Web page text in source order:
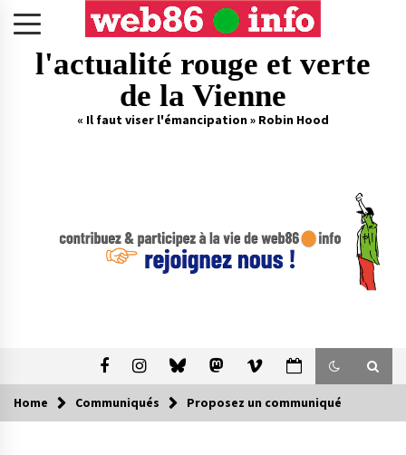
l'actualité rouge et verte
de la Vienne
« Il faut viser l'émancipation » Robin Hood
Home Communiqués Proposez un communiqué